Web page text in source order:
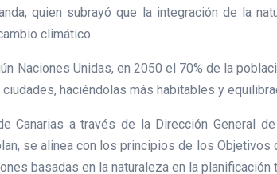
quien subrayó que la integración de la
climático.
Naciones Unidas, en 2050 el 70% de la
haciéndolas más habitables y
Canarias a través de la Dirección General
se alinea con los principios de los
basadas en la naturaleza en la planificación